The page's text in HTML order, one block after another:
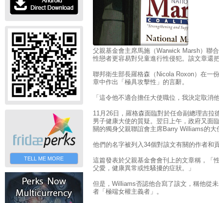
TELL ME MORE
父親基金會主席馬施（Warwick Marsh）聯
性戀者更容易對兒童進行性侵犯。該文章還
聯邦衛生部長羅格森（Nicola Roxon）在一
章中作出「極具攻擊性」的言辭。
「這令他不適合擔任大使職位，我決定取消
11月26日，羅格森面臨對於任命副總理吉拉
男子健康大使的質疑。翌日上午，政府又面
關的獨身父親聯誼會主席Barry Williams的大
他們的名字被列入34個對該文有關的作者和
這篇發表於父親基金會會刊上的文章稱，「
父愛，健康異常或性騷擾的症狀。」
但是，Williams否認他合寫了該文，稱他從
者「極端女權主義者」。